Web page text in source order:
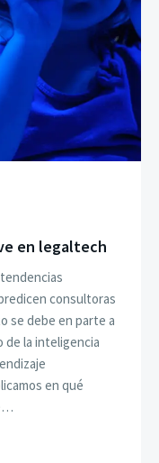
en legaltech
consultoras
se debe en parte a
de la inteligencia
en qué